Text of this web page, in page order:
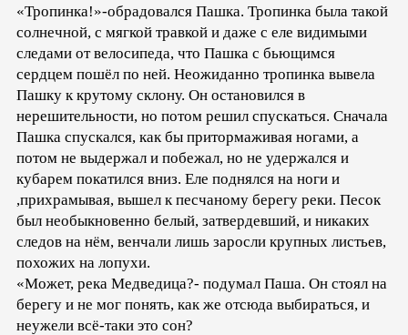
«Тропинка!»-обрадовался Пашка. Тропинка была такой
солнечной, с мягкой травкой и даже с еле видимыми
следами от велосипеда, что Пашка с бьющимся
сердцем пошёл по ней. Неожиданно тропинка вывела
Пашку к крутому склону. Он остановился в
нерешительности, но потом решил спускаться. Сначала
Пашка спускался, как бы притормаживая ногами, а
потом не выдержал и побежал, но не удержался и
кубарем покатился вниз. Еле поднялся на ноги и
,прихрамывая, вышел к песчаному берегу реки. Песок
был необыкновенно белый, затвердевший, и никаких
следов на нём, венчали лишь заросли крупных листьев,
похожих на лопухи.
«Может, река Медведица?- подумал Паша. Он стоял на
берегу и не мог понять, как же отсюда выбираться, и
неужели всё-таки это сон?